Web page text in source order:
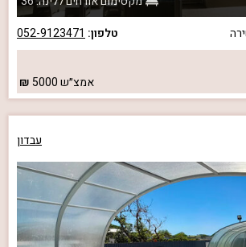
טלפון: 052-9123471
אמצ״ש5000
עבדון